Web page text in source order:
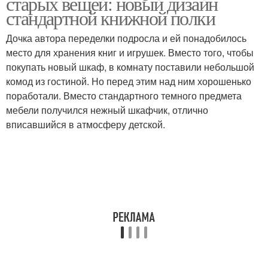
стандартной книжной полки
Дочка автора переделки подросла и ей понадобилось
место для хранения книг и игрушек. Вместо того, чтобы
покупать новый шкаф, в комнату поставили небольшой
комод из гостиной. Но перед этим над ним хорошенько
поработали. Вместо стандартного темного предмета
мебели получился нежный шкафчик, отлично
вписавшийся в атмосферу детской.